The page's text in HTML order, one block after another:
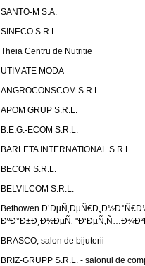
SANTO-M S.A.
SINECO S.R.L.
Theia Centru de Nutritie
UTIMATE MODA
ANGROCONSCOM S.R.L.
APOM GRUP S.R.L.
B.E.G.-ECOM S.R.L.
BARLETA INTERNATIONAL S.R.L.
BECOR S.R.L.
BELVILCOM S.R.L.
Bethowen
ÐºÐ°Ð±Ð¸Ð½ÐµÑ‚
BRASCO, salon de bijuterii
BRIZ-GRUPP S.R.L. - salonul de